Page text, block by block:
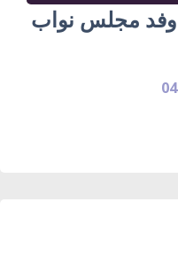
وفد مجلس نواب